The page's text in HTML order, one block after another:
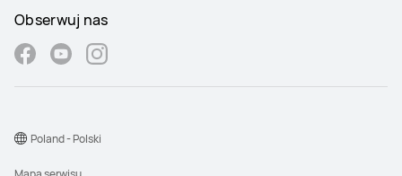
Obserwuj nas
Poland - Polski